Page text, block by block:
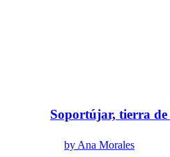
Soportújar, tierra
by Ana Morales